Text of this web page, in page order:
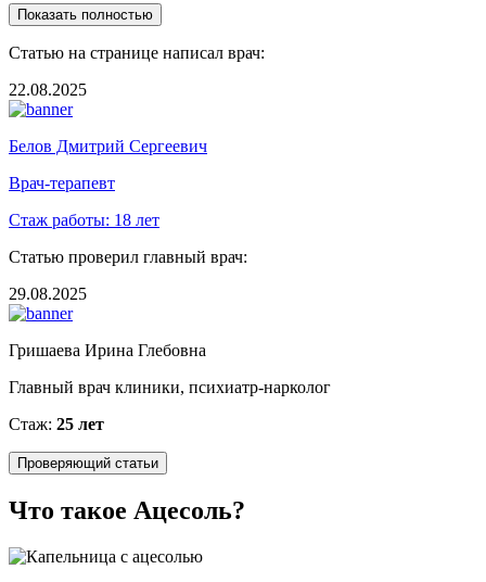
Показать полностью
Статью на странице написал врач:
22.08.2025
Белов Дмитрий Сергеевич
Врач-терапевт
Стаж работы: 18 лет
Статью проверил главный врач:
29.08.2025
Гришаева Ирина Глебовна
Главный врач клиники, психиатр-нарколог
Стаж: 25 лет
Проверяющий статьи
Что такое Ацесоль?